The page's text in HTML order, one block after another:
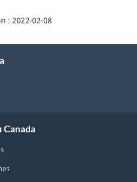
: 2022-02-08
Canada